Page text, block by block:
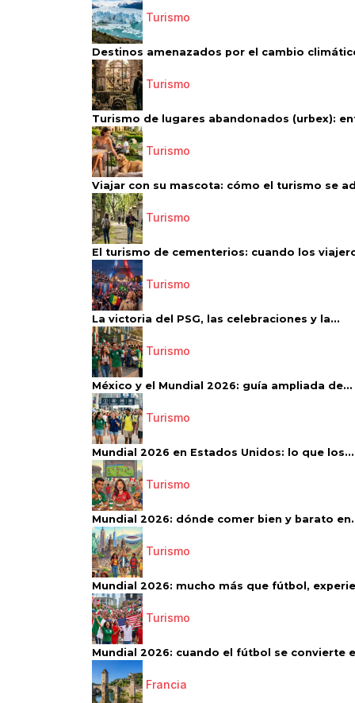
Turismo
Destinos amenazados por el cambio
Turismo
Turismo de lugares abandonados (urbex):
Turismo
Viajar con su mascota: cómo el turismo se
Turismo
El turismo de cementerios: cuando los
Turismo
La victoria del PSG, las celebraciones y la...
Turismo
México y el Mundial 2026: guía ampliada de...
Turismo
Mundial 2026 en Estados Unidos: lo que los...
Turismo
Mundial 2026: dónde comer bien y barato
Turismo
Mundial 2026: mucho más que fútbol,
Turismo
Mundial 2026: cuando el fútbol se convierte
Francia